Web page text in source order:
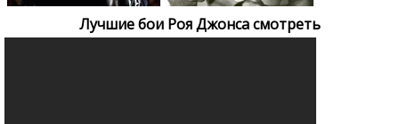
Лучшие бои Роя Джонса смотреть